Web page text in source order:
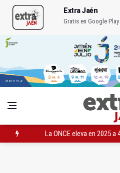
Extra Jaén
Gratis en Google Play
La ONCE eleva en 2025